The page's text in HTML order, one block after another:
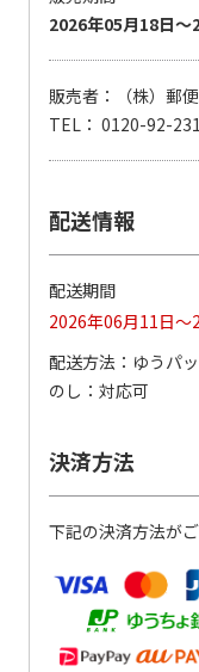
【グリーティング切
円…
4.8（11）
5,500円
2026年05月18日～
販売者：（株）郵
TEL： 0120-92-
配送情報
配送期間
2026年06月11日～
配送方法
ゆうパ
のし
対応可
決済方法
下記の決済方法がご